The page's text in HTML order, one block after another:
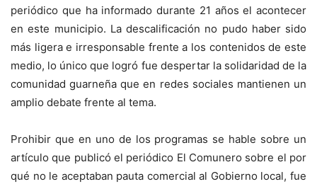
periódico que ha informado durante 21 años el acontecer
en este municipio. La descalificación no pudo haber sido
más ligera e irresponsable frente a los contenidos de este
medio, lo único que logró fue despertar la solidaridad de la
comunidad guarneña que en redes sociales mantienen un
amplio debate frente al tema.
Prohibir que en uno de los programas se hable sobre un
artículo que publicó el periódico El Comunero sobre el por
qué no le aceptaban pauta comercial al Gobierno local, fue